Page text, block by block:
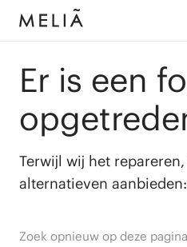
Er is een
Terwijl wij het
alternatieven aanbieden:
Zoek opnieuw op deze